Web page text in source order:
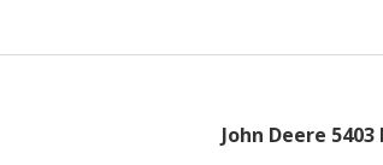
John Deere